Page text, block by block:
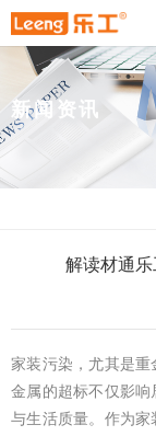
新闻资讯
解读材通
家装污染，尤其是
金属的超标不仅影
与生活质量。作为